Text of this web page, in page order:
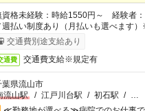
資格未経験：時給1550円～ 経験者
週払い制度あり（月払いも選べます
次第のお支払いとなります。
交通費別途支給あり
通費 交通費支給※規定有
葉県流山市
流山駅
/ 江戸川台駅 / 初石駅 / …